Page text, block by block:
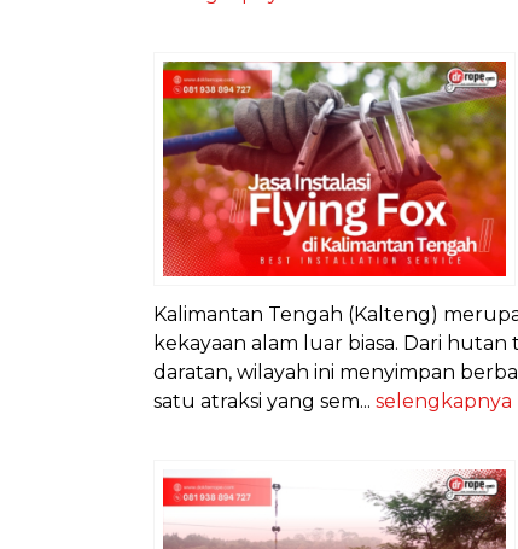
Kalimantan Tengah (Kalteng)
kekayaan alam luar biasa. Dari
daratan, wilayah ini menyimpan
satu atraksi yang sem... selengkapnya